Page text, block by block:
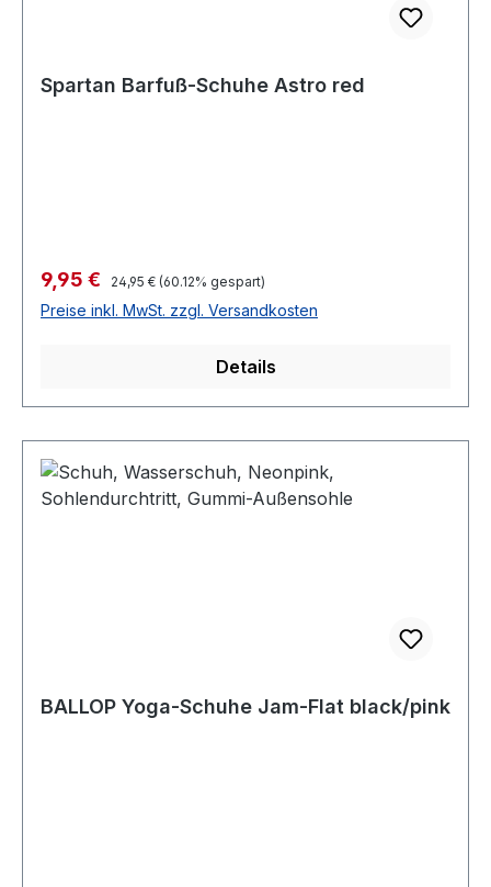
Spartan Barfuß-Schuhe Astro red
Verkaufspreis:
9,95 € Regulärer Preis:
24,95 € (60.12% gespart)
Preise inkl. MwSt. zzgl. Versandkosten
Details
BALLOP Yoga-Schuhe Jam-Flat black/pink